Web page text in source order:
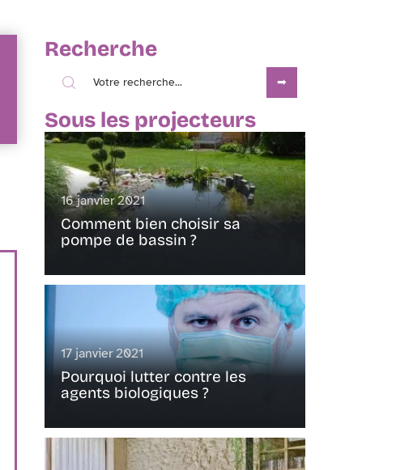
Recherche
Sous les projecteurs
16 janvier 2021
Comment bien choisir sa
pompe de bassin ?
17 janvier 2021
Pourquoi lutter contre les
agents biologiques ?